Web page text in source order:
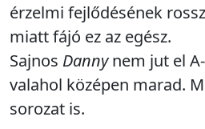
érzelmi fejlődésének
miatt fájó ez az egész.
Sajnos Dannynem jut el
valahol középen marad.
sorozat is.